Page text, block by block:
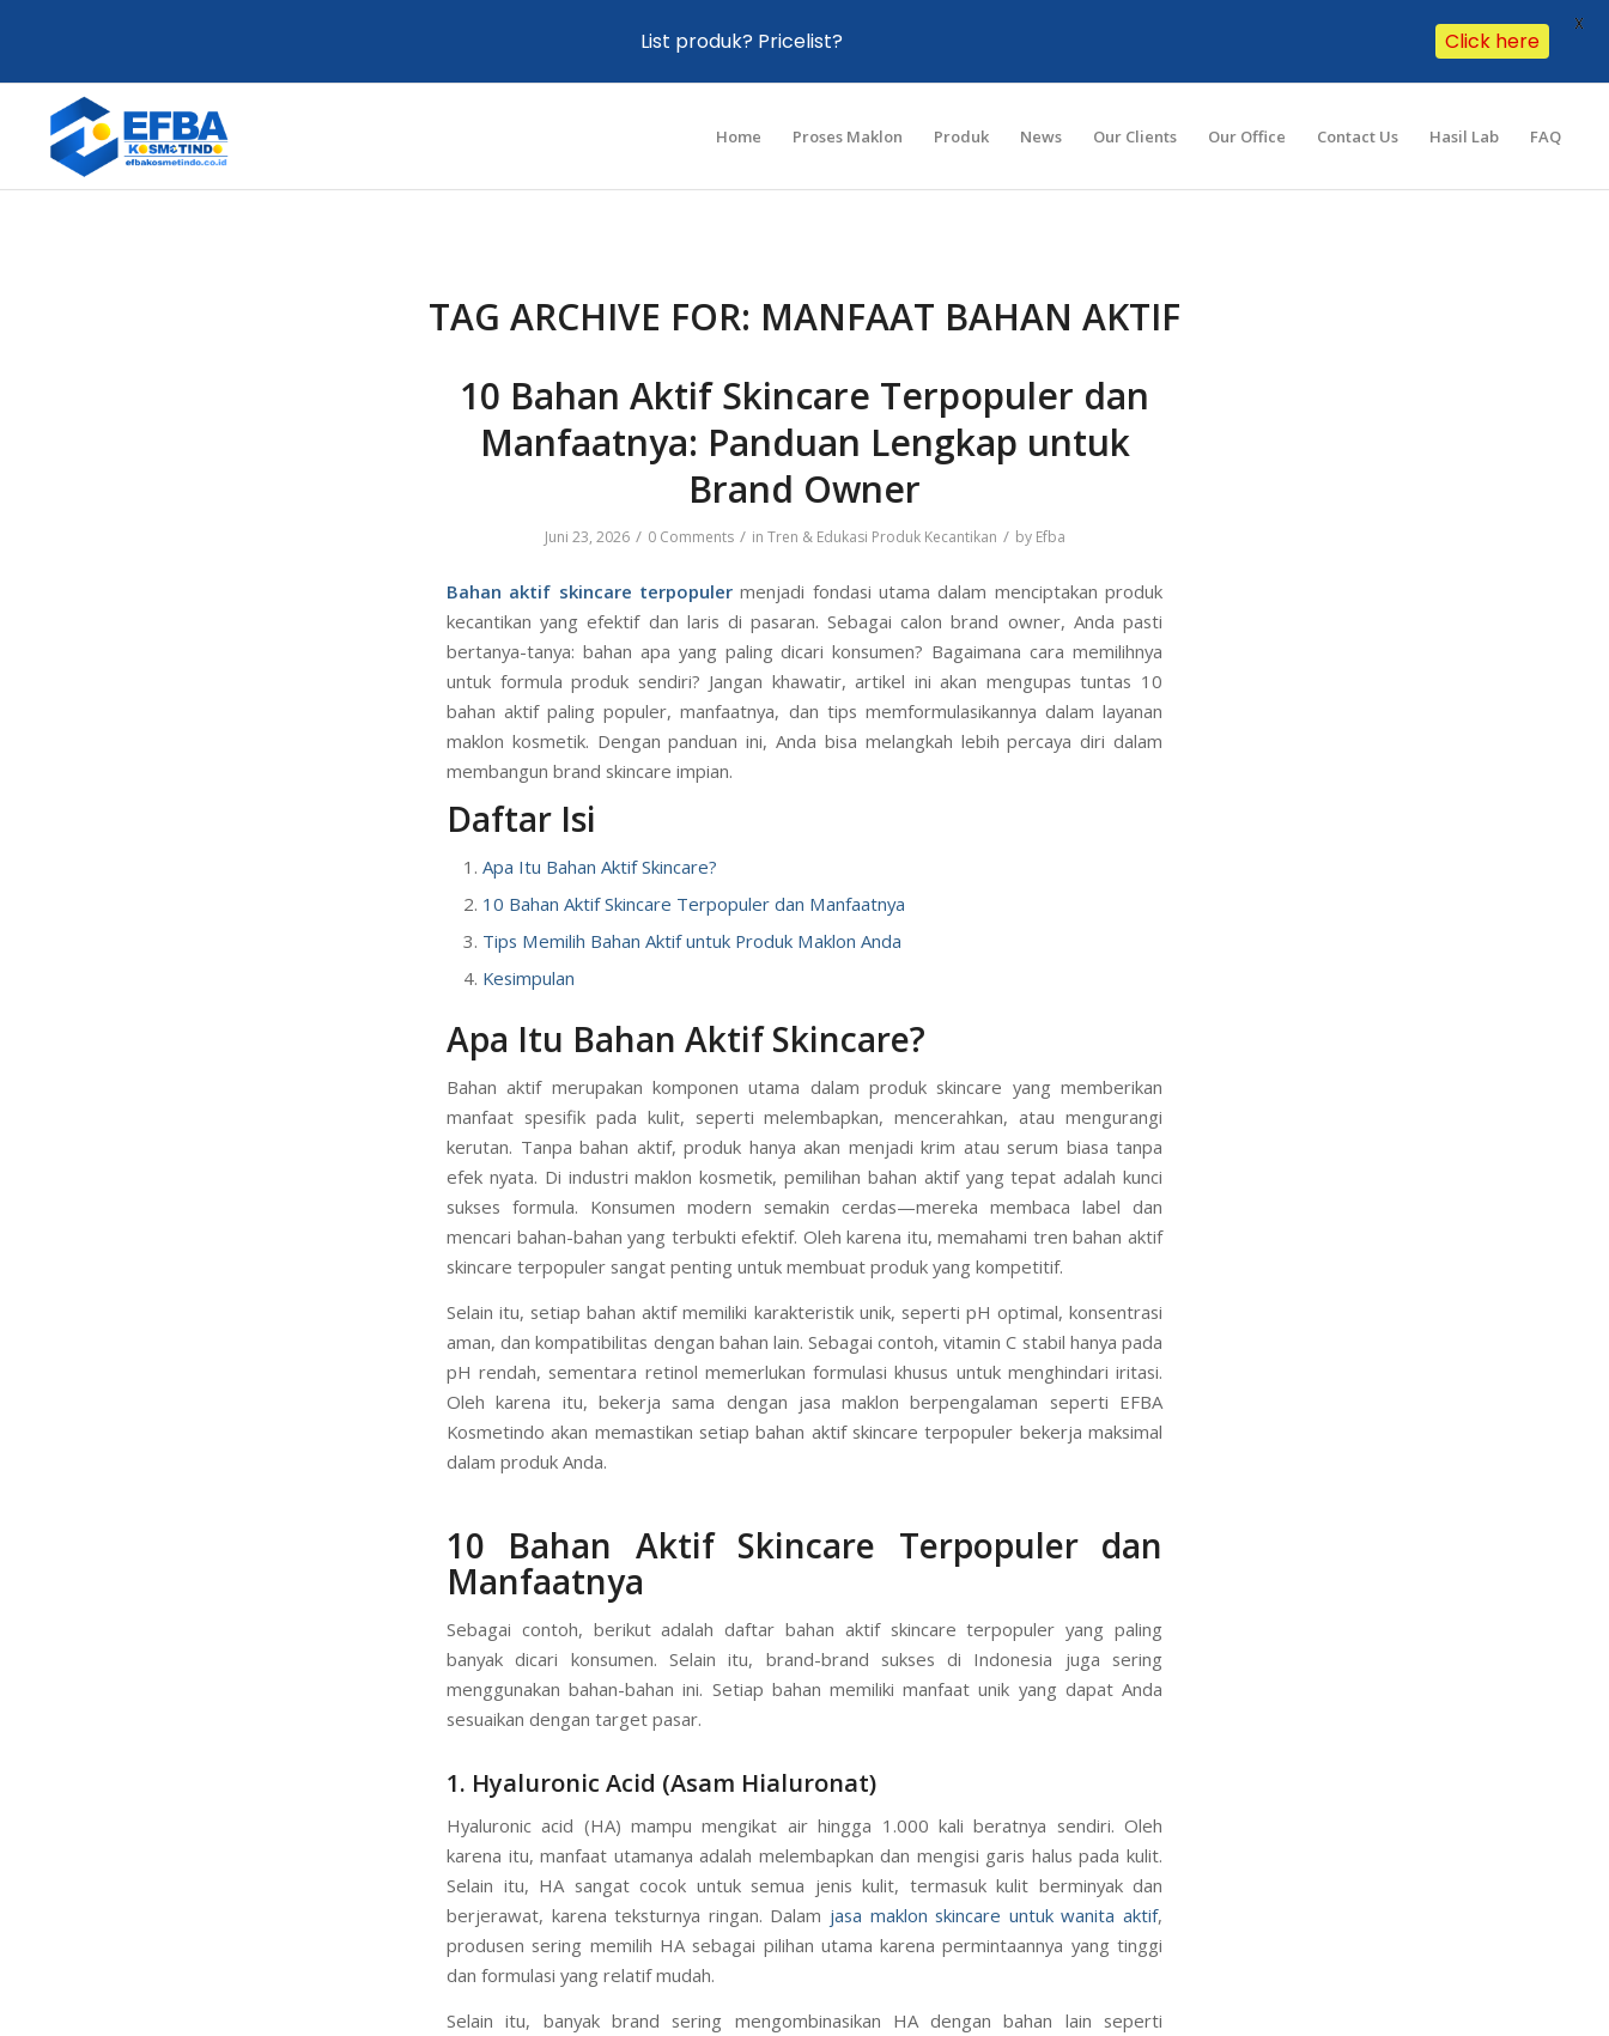
Home Proses Maklon Produk News Our Clients Our Office Contact Us Hasil Lab FAQ
TAG ARCHIVE FOR: MANFAAT BAHAN AKTIF
10 Bahan Aktif Skincare Terpopuler dan
Manfaatnya: Panduan Lengkap untuk
Brand Owner
Juni 23, 2026 / 0 Comments / in Tren & Edukasi Produk Kecantikan / by Efba
Bahan aktif skincare terpopuler menjadi fondasi utama dalam menciptakan produk
kecantikan yang efektif dan laris di pasaran. Sebagai calon brand owner, Anda pasti
bertanya-tanya: bahan apa yang paling dicari konsumen? Bagaimana cara memilihnya
untuk formula produk sendiri? Jangan khawatir, artikel ini akan mengupas tuntas 10
bahan aktif paling populer, manfaatnya, dan tips memformulasikannya dalam layanan
maklon kosmetik. Dengan panduan ini, Anda bisa melangkah lebih percaya diri dalam
membangun brand skincare impian.
Daftar Isi
Apa Itu Bahan Aktif Skincare?
10 Bahan Aktif Skincare Terpopuler dan Manfaatnya
Tips Memilih Bahan Aktif untuk Produk Maklon Anda
Kesimpulan
Apa Itu Bahan Aktif Skincare?
Bahan aktif merupakan komponen utama dalam produk skincare yang memberikan
manfaat spesifik pada kulit, seperti melembapkan, mencerahkan, atau mengurangi
kerutan. Tanpa bahan aktif, produk hanya akan menjadi krim atau serum biasa tanpa
efek nyata. Di industri maklon kosmetik, pemilihan bahan aktif yang tepat adalah kunci
sukses formula. Konsumen modern semakin cerdas—mereka membaca label dan
mencari bahan-bahan yang terbukti efektif. Oleh karena itu, memahami tren bahan aktif
skincare terpopuler sangat penting untuk membuat produk yang kompetitif.
Selain itu, setiap bahan aktif memiliki karakteristik unik, seperti pH optimal, konsentrasi
aman, dan kompatibilitas dengan bahan lain. Sebagai contoh, vitamin C stabil hanya pada
pH rendah, sementara retinol memerlukan formulasi khusus untuk menghindari iritasi.
Oleh karena itu, bekerja sama dengan jasa maklon berpengalaman seperti EFBA
Kosmetindo akan memastikan setiap bahan aktif skincare terpopuler bekerja maksimal
dalam produk Anda.
10 Bahan Aktif Skincare Terpopuler dan
Manfaatnya
Sebagai contoh, berikut adalah daftar bahan aktif skincare terpopuler yang paling
banyak dicari konsumen. Selain itu, brand-brand sukses di Indonesia juga sering
menggunakan bahan-bahan ini. Setiap bahan memiliki manfaat unik yang dapat Anda
sesuaikan dengan target pasar.
1. Hyaluronic Acid (Asam Hialuronat)
Hyaluronic acid (HA) mampu mengikat air hingga 1.000 kali beratnya sendiri. Oleh
karena itu, manfaat utamanya adalah melembapkan dan mengisi garis halus pada kulit.
Selain itu, HA sangat cocok untuk semua jenis kulit, termasuk kulit berminyak dan
berjerawat, karena teksturnya ringan. Dalam jasa maklon skincare untuk wanita aktif,
produsen sering memilih HA sebagai pilihan utama karena permintaannya yang tinggi
dan formulasi yang relatif mudah.
Selain itu, banyak brand sering mengombinasikan HA dengan bahan lain seperti
List produk? Pricelist? Click here
X